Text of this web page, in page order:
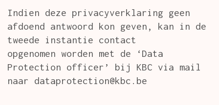
Indien deze privacyverklaring geen
afdoend antwoord kon geven, kan in de
tweede instantie contact
opgenomen worden met de ‘Data
Protection officer’ bij KBC via mail
naar dataprotection@kbc.be